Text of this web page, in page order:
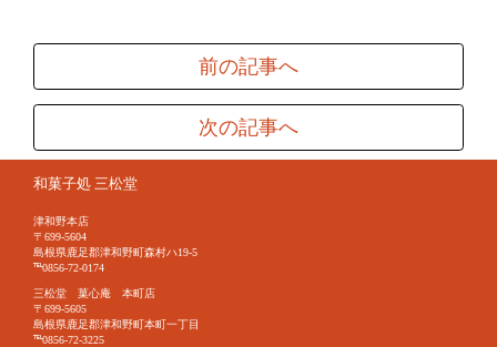
前の記事へ
次の記事へ
和菓子処 三松堂
津和野本店
〒699-5604
島根県鹿足郡津和野町森村ハ19-5
℡0856-72-0174
三松堂 菓心庵 本町店
〒699-5605
島根県鹿足郡津和野町本町一丁目
℡0856-72-3225